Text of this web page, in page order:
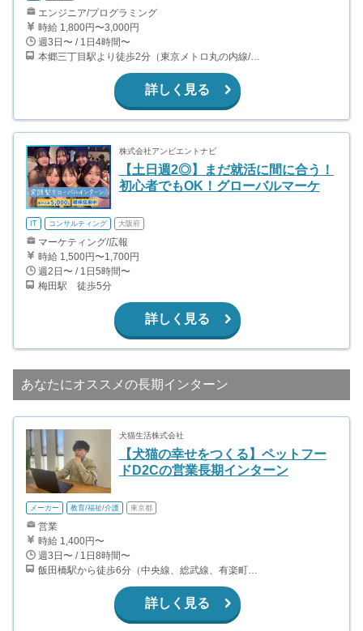
エンジニア/プログラミング
時給 1,800円〜3,000円
週3日〜 / 1日4時間〜
本郷三丁目駅より徒歩2分（東京メトロ丸の内線/都営地下鉄大江戸線）
詳しく見る
株式会社アンビエントナビ
【土日週2◎】まだ就活に間に合う！
初心者でもOK！グローバルマーケ
IT コンサルティング 大阪府
マーケティング/広報
時給 1,500円〜1,700円
週2日〜 / 1日5時間〜
梅田駅 徒歩5分
詳しく見る
あなたにオススメの長期インターン
犬猫生活株式会社
【犬猫の幸せをつくる】ペットフー
ドD2Cの営業長期インターン
メーカー 教育/福祉/介護 東京都
営業
時給 1,400円〜
週3日〜 / 1日8時間〜
飯田橋駅から徒歩6分（中央線、総武線、有楽町線、南北線、ほか） 市ケ谷駅から徒歩8分（中央線、総武線、有楽町線、都営新宿線、南北線） 牛込神楽坂駅から徒歩9分（都営大江戸線）
詳しく見る